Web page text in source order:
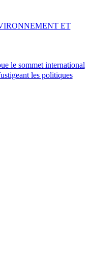
le sommet international
les politiques
ET